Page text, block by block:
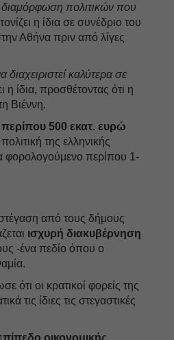
πολιτικών που
τονίζει η ίδια σε συνέδριο του
Αθήνα πριν από λίγες
καλύτερα σε
η ίδια, προσθέτοντας ότι η
Βιέννη.
περίπου 500 εκατ. ευρώ
της ελληνικής
φορολογούμενο περίπου 1-
στέγαση από τους δήμους
ισχυρή διακυβέρνηση
-ένα πεδίο όπου ο
ότι οι κρατικοί φορείς της
τις ίδιες τις στεγαστικές
οικονομικής